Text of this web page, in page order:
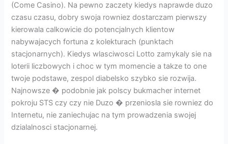
(Come Casino). Na pewno zaczety kiedys naprawde duzo
czasu czasu, dobry swoja rowniez dostarczam pierwszy
kierowala calkowicie do potencjalnych klientow
nabywajacych fortuna z kolekturach (punktach
stacjonarnych). Kiedys wlasciwosci Lotto zamykaly sie na
loterii liczbowych i choc w tym momencie a takze to one
twoje podstawe, zespol diabelsko szybko sie rozwija.
Najnowsze � podobnie jak polscy bukmacher internet
pokroju STS czy czy nie Duzo � przeniosla sie rowniez do
Internetu, nie zaniechujac na tym prowadzenia swojej
dzialalnosci stacjonarnej.